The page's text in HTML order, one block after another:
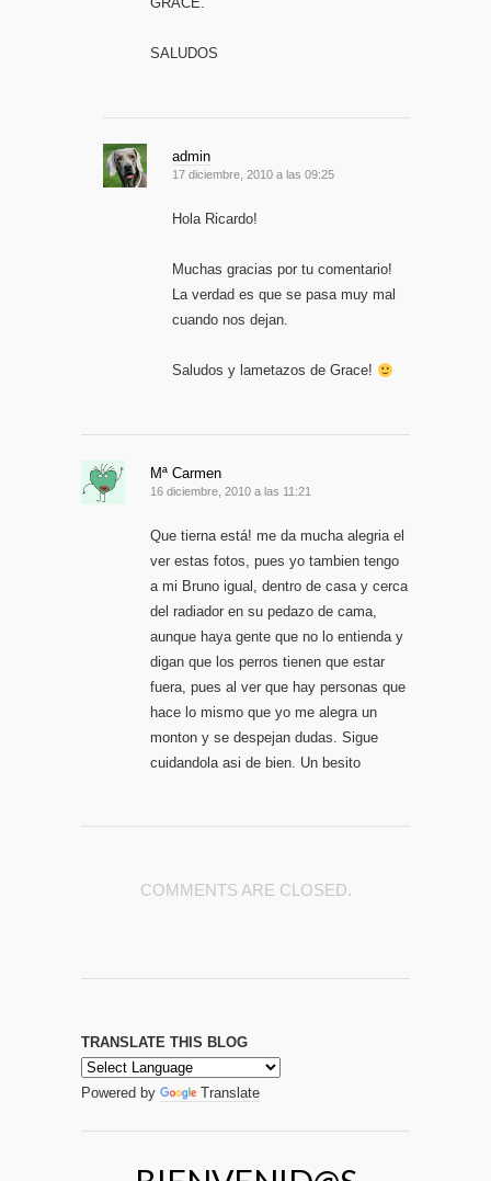
SALUDOS
admin
17 diciembre, 2010 a las 09:25
Hola Ricardo!
Muchas gracias por tu comentario!
La verdad es que se pasa muy mal
cuando nos dejan.
Saludos y lametazos de Grace!
Mª Carmen
16 diciembre, 2010 a las 11:21
Que tierna está! me da mucha alegria el
ver estas fotos, pues yo tambien tengo
a mi Bruno igual, dentro de casa y cerca
del radiador en su pedazo de cama,
aunque haya gente que no lo entienda y
digan que los perros tienen que estar
fuera, pues al ver que hay personas que
hace lo mismo que yo me alegra un
monton y se despejan dudas. Sigue
cuidandola asi de bien. Un besito
COMMENTS ARE CLOSED.
TRANSLATE THIS BLOG
Powered by Translate